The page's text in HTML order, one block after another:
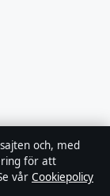
och, med
för att
vår Cookiepolicy